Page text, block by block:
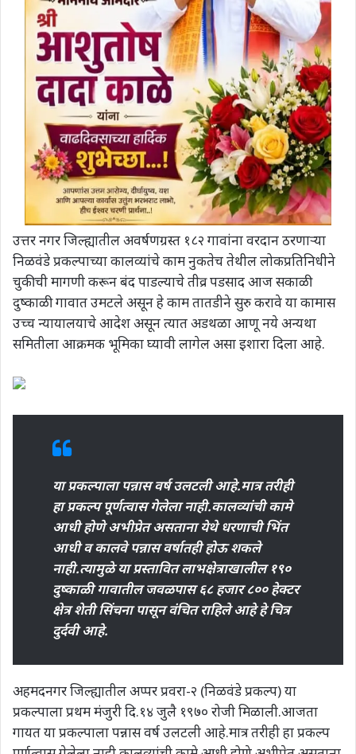
उत्तर नगर जिल्ह्यातील अवर्षणग्रस्त १८२ गावांना वरदान ठरणाऱ्या
निळवंडे प्रकल्पाच्या कालव्यांचे काम नुकतेच तेथील लोकप्रतिनिधीने
चुकीची मागणी करून बंद पाडल्याचे तीव्र पडसाद आज सकाळी
दुष्काळी गावात उमटले असून हे काम तातडीने सुरु करावे या कामास
उच्च न्यायालयाचे आदेश असून त्यात अडथळा आणू नये अन्यथा
समितीला आक्रमक भूमिका घ्यावी लागेल असा इशारा दिला आहे.
या प्रकल्पाला पन्नास वर्ष उलटली आहे.मात्र तरीही
हा प्रकल्प पूर्णत्वास गेलेला नाही.कालव्यांची कामे
आधी होणे अभीप्रेत असताना येथे धरणाची भिंत
आधी व कालवे पन्नास वर्षातही होऊ शकले
नाही.त्यामुळे या प्रस्तावित लाभक्षेत्राखालील १९०
दुष्काळी गावातील जवळपास ६८ हजार ८०० हेक्टर
क्षेत्र शेती सिंचना पासून वंचित राहिले आहे हे चित्र
दुर्दवी आहे.
अहमदनगर जिल्ह्यातील अप्पर प्रवरा-२ (निळवंडे प्रकल्प) या
प्रकल्पाला प्रथम मंजुरी दि.१४ जुलै १९७० रोजी मिळाली.आजता
गायत या प्रकल्पाला पन्नास वर्ष उलटली आहे.मात्र तरीही हा प्रकल्प